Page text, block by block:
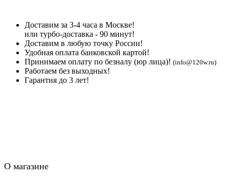
Доставим за 3-4 часа в Москве!
или турбо-доставка - 90 минут!
Доставим в любую точку России!
Удобная оплата банковской картой!
Принимаем оплату по безналу (юр лица)! (info@120w.ru)
Работаем без выходных!
Гарантия до 3 лет!
О магазине